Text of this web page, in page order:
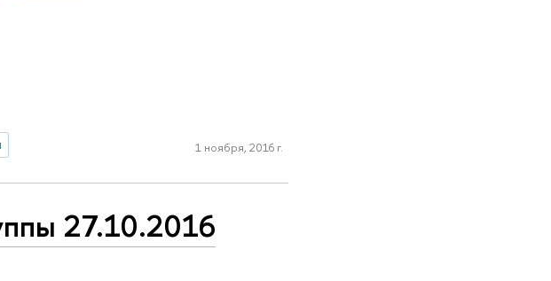
1 ноября, 2016 г.
27.10.2016